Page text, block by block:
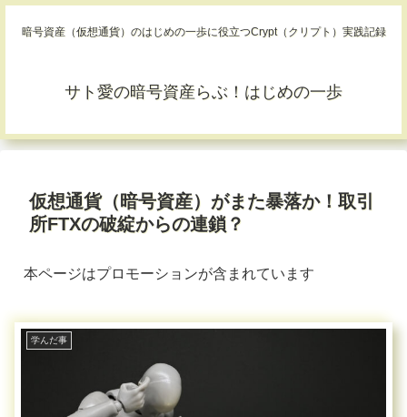
暗号資産（仮想通貨）のはじめの一歩に役立つCrypt（クリプト）実践記録
サト愛の暗号資産らぶ！はじめの一歩
仮想通貨（暗号資産）がまた暴落か！取引
所FTXの破綻からの連鎖？
本ページはプロモーションが含まれています
学んだ事